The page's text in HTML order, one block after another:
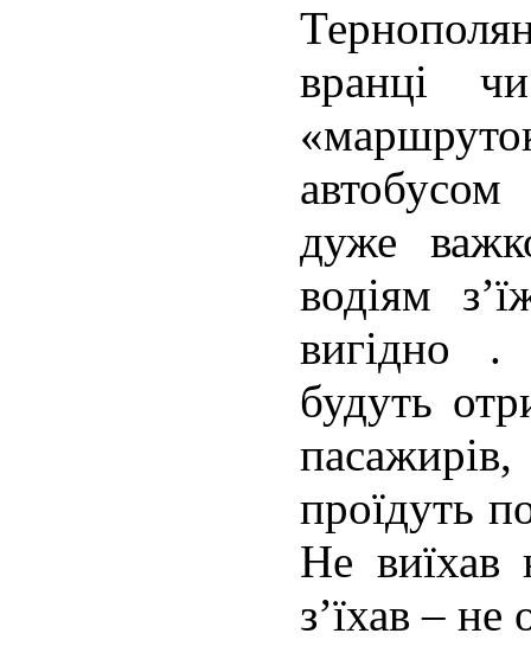
вранці
дуже
водіям
вигідно .
будуть
проїдуть
Не
з’їхав –